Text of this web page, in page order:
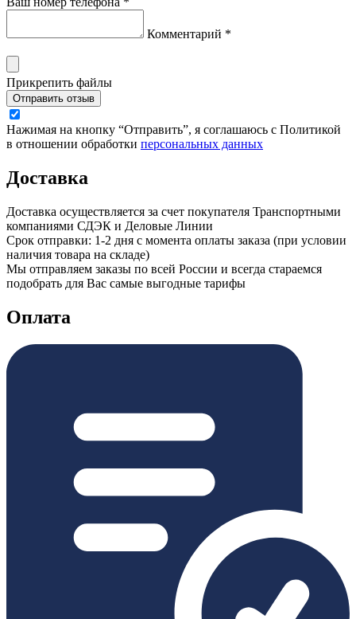
Комментарий *
Прикрепить файлы
Отправить отзыв
Нажимая на кнопку “Отправить”, я соглашаюсь с Политикой
в отношении обработки персональных данных
Доставка
Доставка осуществляется за счет покупателя Транспортными
компаниями СДЭК и Деловые Линии
Срок отправки: 1-2 дня с момента оплаты заказа (при условии
наличия товара на складе)
Мы отправляем заказы по всей России и всегда стараемся
подобрать для Вас самые выгодные тарифы
Оплата